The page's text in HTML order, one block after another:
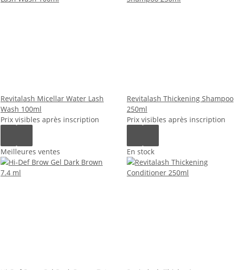
Revitalash Micellar Water Lash
Wash 100ml
Prix visibles après inscription
Revitalash Thickening Shampoo
250ml
Prix visibles après inscription
Meilleures ventes En stock